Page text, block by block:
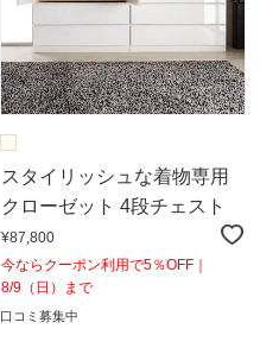
スタイリッシュな着物専用
クローゼット 4段チェスト
¥87,800
今ならクーポン利用で5％OFF｜
8/9（日）まで
口コミ募集中